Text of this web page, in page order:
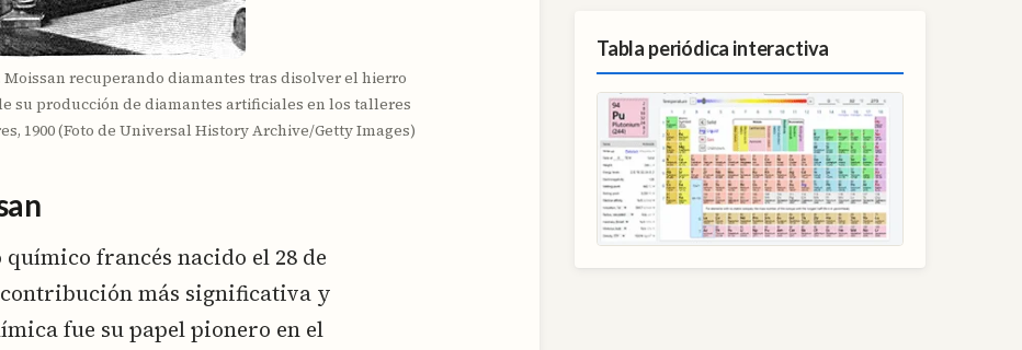
Moissan recuperando diamantes tras disolver el hierro
su producción de diamantes artificiales en los talleres
1900 (Foto de Universal History Archive/Getty Images)
francés nacido el 28 de
contribución más significativa y
fue su papel pionero en el
Tabla periódica interactiva